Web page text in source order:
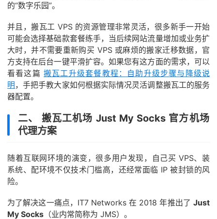
的“数字乐园”。
并且，搬瓦工 VPS 的资源管理非常灵活，很多新手一开始
可能会选择基础款套餐练手，当后续网站流量增加或业务扩
大时，并不需要重新购买 VPS 或麻烦的搬家迁移数据，官
方支持在后台一键平滑扩容。如果您有这方面的需求，可以
看看这篇搬瓦工升级套餐教程：自助升级步骤与降级说
明 ，手把手教大家如何根据实际情况灵活调整搬瓦工的服务
器配置。
二、 搬瓦工机场 Just My Socks 官方机场
代理方案
随着互联网环境的演变，很多用户发现，自己买 VPS、装
系统、配环境不仅技术门槛高，还经常面临 IP 被封锁的风
险。
为了解决这一痛点，IT7 Networks 在 2018 年推出了 Just
My Socks （业内常简称为 JMS）。